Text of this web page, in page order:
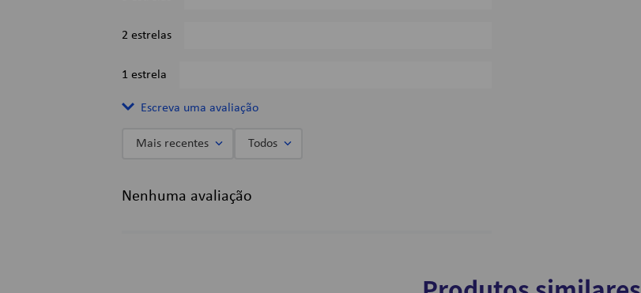
2 estrelas
1 estrela
Escreva uma avaliação
Título
Mais recentes Todos
Nenhuma avaliação